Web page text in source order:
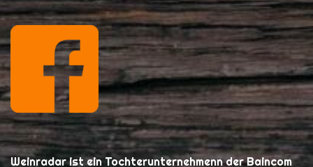
Weinradar ist ein Tochterunternehmenn der Baincom